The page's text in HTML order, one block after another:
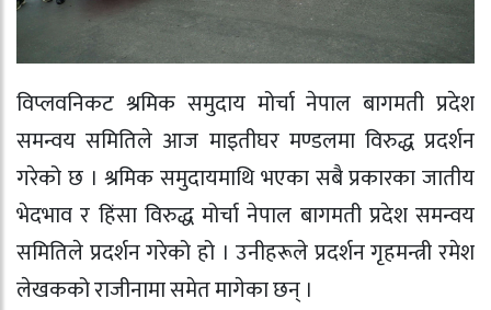
विप्लवनिकट श्रमिक समुदाय मोर्चा नेपाल बागमती प्रदेश
समन्वय समितिले आज माइतीघर मण्डलमा विरुद्ध प्रदर्शन
गरेको छ । श्रमिक समुदायमाथि भएका सबै प्रकारका जातीय
भेदभाव र हिंसा विरुद्ध मोर्चा नेपाल बागमती प्रदेश समन्वय
समितिले प्रदर्शन गरेको हो । उनीहरूले प्रदर्शन गृहमन्त्री रमेश
लेखकको राजीनामा समेत मागेका छन् ।